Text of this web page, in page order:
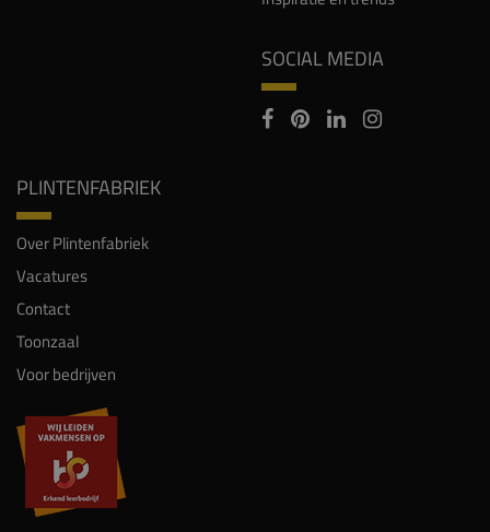
SOCIAL MEDIA
PLINTENFABRIEK
Over Plintenfabriek
Vacatures
Contact
Toonzaal
Voor bedrijven